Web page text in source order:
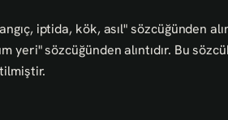
iptida, kök, asıl" sözcüğünden
yeri" sözcüğünden alıntıdır. Bu